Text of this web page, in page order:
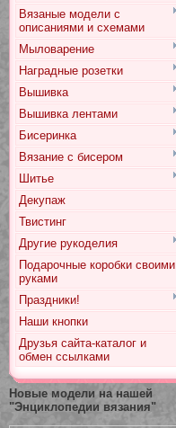
Вязаные модели с
описаниями и схемами
Мыловарение
Наградные розетки
Вышивка
Вышивка лентами
Бисеринка
Вязание с бисером
Шитье
Декупаж
Твистинг
Другие рукоделия
Подарочные коробки своими
руками
Праздники!
Наши кнопки
Друзья сайта-каталог и
обмен ссылками
Новые модели на нашей
"Энциклопедии вязания"